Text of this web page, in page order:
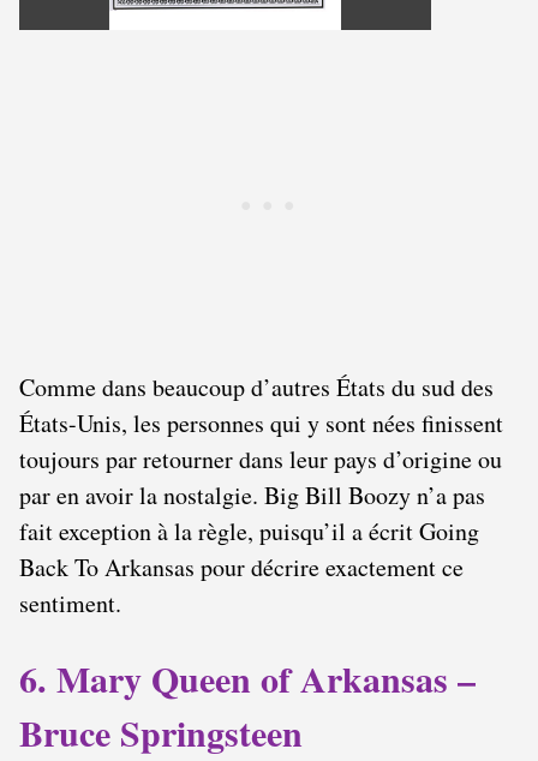
Comme dans beaucoup d’autres États du sud des
États-Unis, les personnes qui y sont nées finissent
toujours par retourner dans leur pays d’origine ou
par en avoir la nostalgie. Big Bill Boozy n’a pas
fait exception à la règle, puisqu’il a écrit Going
Back To Arkansas pour décrire exactement ce
sentiment.
6. Mary Queen of Arkansas –
Bruce Springsteen